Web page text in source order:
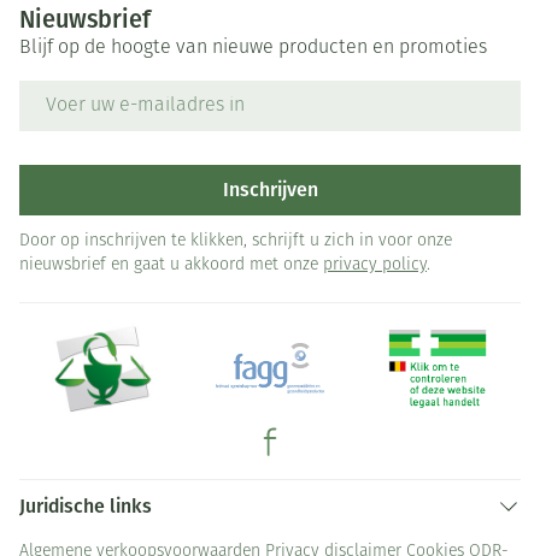
Nieuwsbrief
Blijf op de hoogte van nieuwe producten en promoties
Inschrijven
Door op inschrijven te klikken, schrijft u zich in voor onze
nieuwsbrief en gaat u akkoord met onze privacy policy.
Juridische links
Algemene verkoopsvoorwaarden Privacy disclaimer Cookies ODR-